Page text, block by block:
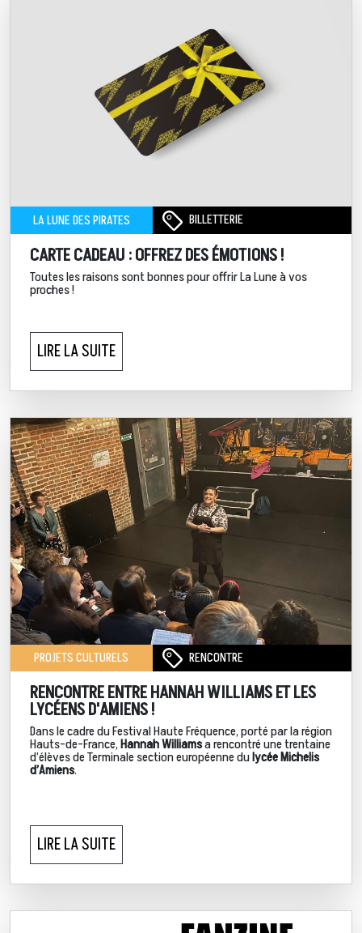
LA LUNE DES PIRATES BILLETTERIE
CARTE CADEAU : OFFREZ DES ÉMOTIONS !
Toutes les raisons sont bonnes pour offrir La Lune à vos
proches !
LIRE LA SUITE
PROJETS CULTURELS RENCONTRE
RENCONTRE ENTRE HANNAH WILLIAMS ET LES
LYCÉENS D'AMIENS !
Dans le cadre du Festival Haute Fréquence, porté par la région
Hauts-de-France,Hannah Williamsa rencontré une trentaine
d’élèves de Terminale section européenne dulycée Michelis
d’Amiens.
LIRE LA SUITE